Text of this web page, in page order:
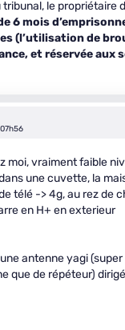
le propriétaire
6 mois
(l’utilisation de
et réservée aux
moi, vraiment faible
une cuvette, la
télé -> 4g, au rez de
en H+ en exterieur
antenne yagi
que de répéteur)